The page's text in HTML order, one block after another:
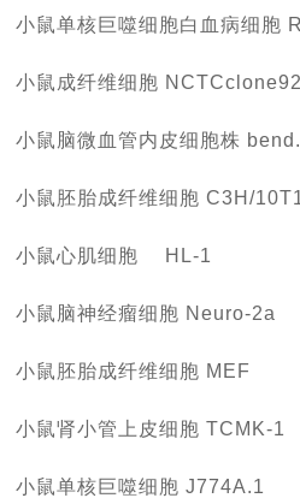
小鼠单核巨噬细胞白血病细胞
小鼠成纤维细胞
小鼠脑微血管内皮细胞株
小鼠胚胎成纤维细胞 C3H/
小鼠心肌细胞 HL-1
小鼠脑神经瘤细胞 Neuro-2a
小鼠胚胎成纤维细胞 MEF
小鼠肾小管上皮细胞 TCMK-1
小鼠单核巨噬细胞 J774A.1